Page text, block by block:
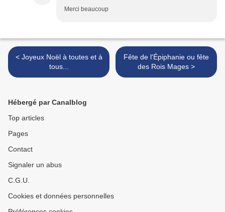
Merci beaucoup
< Joyeux Noël à toutes et à
tous...
Fête de l'Épiphanie ou fête
des Rois Mages >
Hébergé par Canalblog
Top articles
Pages
Contact
Signaler un abus
C.G.U.
Cookies et données personnelles